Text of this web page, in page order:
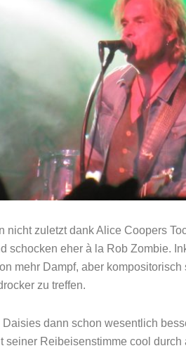
nicht zuletzt dank Alice Coopers
schocken eher à la Rob Zombie.
mehr Dampf, aber
zu treffen.
dann schon wesentlich
seiner Reibeisenstimme cool